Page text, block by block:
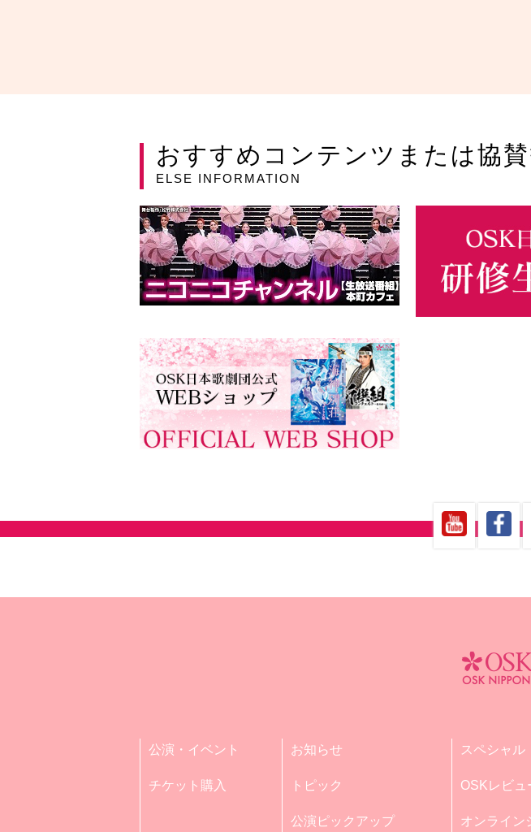
おすすめコンテンツまたは協
ELSE INFORMATION
公演・イベント
チケット購入
お知らせ
トピック
公演ピックアップ
スペシャル
OSKレビュ
オンライン